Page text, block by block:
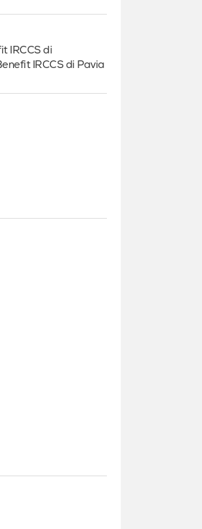
IRCCS di
IRCCS di Pavia